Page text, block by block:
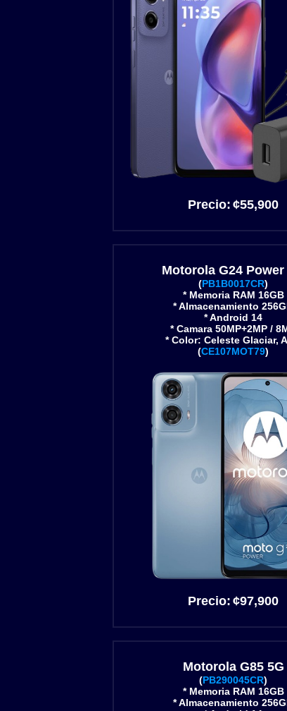
Precio: ¢55,900
Motorola G24 Power
(PB1B0017CR)
* Memoria RAM 16GB
* Almacenamiento
* Android 14
* Camara 50MP+2MP /
* Color: Celeste Glaciar,
(CE107MOT79)
Precio: ¢97,900
Motorola G85 5G
(PB290045CR)
* Memoria RAM 16GB
* Almacenamiento